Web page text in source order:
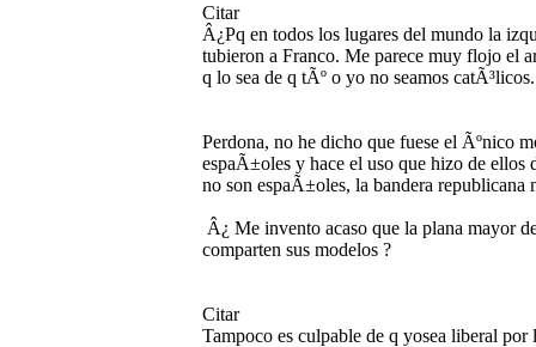
Citar
Â¿Pq en todos los lugares del mundo la
tubieron a Franco. Me parece muy flojo el
q lo sea de q tÃº o yo no seamos catÃ³licos.
Perdona, no he dicho que fuese el Ãºnico
espaÃ±oles y hace el uso que hizo de
no son espaÃ±oles, la bandera republicana
Â¿ Me invento acaso que la plana mayor
comparten sus modelos ?
Citar
Tampoco es culpable de q yosea liberal por